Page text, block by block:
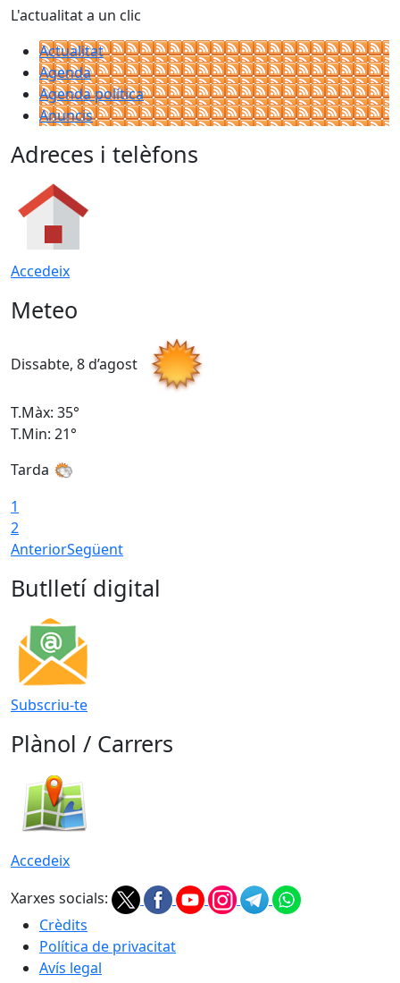
L'actualitat a un clic
Actualitat
Agenda
Agenda política
Anuncis
Adreces i telèfons
Accedeix
Meteo
Dissabte, 8 d’agost
T.Màx: 35°
T.Min: 21°
Tarda
1
2
AnteriorSegüent
Butlletí digital
Subscriu-te
Plànol / Carrers
Accedeix
Xarxes socials:
Crèdits
Política de privacitat
Avís legal